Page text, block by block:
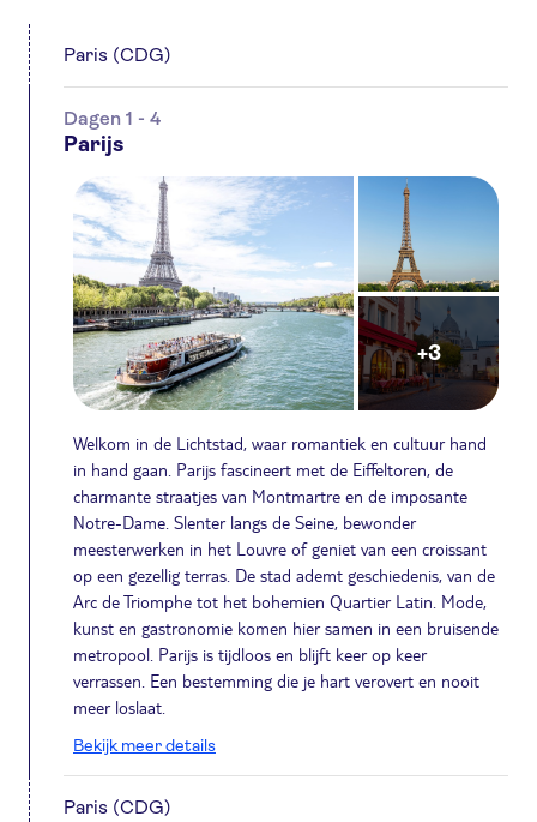
Paris (CDG)
Dagen 1 - 4
Parijs
Welkom in de Lichtstad, waar romantiek en cultuur hand
in hand gaan. Parijs fascineert met de Eiffeltoren, de
charmante straatjes van Montmartre en de imposante
Notre-Dame. Slenter langs de Seine, bewonder
meesterwerken in het Louvre of geniet van een croissant
op een gezellig terras. De stad ademt geschiedenis, van de
Arc de Triomphe tot het bohemien Quartier Latin. Mode,
kunst en gastronomie komen hier samen in een bruisende
metropool. Parijs is tijdloos en blijft keer op keer
verrassen. Een bestemming die je hart verovert en nooit
meer loslaat.
Bekijk meer details
+3
Paris (CDG)